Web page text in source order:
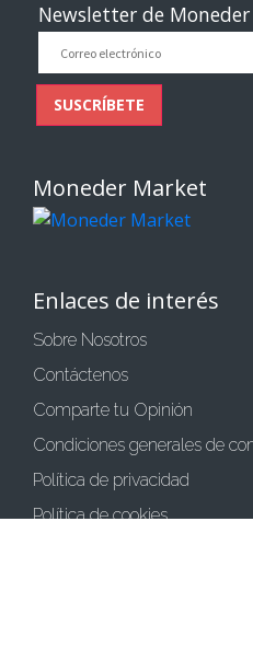
Newsletter de
Correo
electrónico
SUSCRÍBETE
Moneder Market
Enlaces de interés
Sobre Nosotros
Contáctenos
Comparte tu Opinión
Condiciones generales de
Política de privacidad
Política de cookies